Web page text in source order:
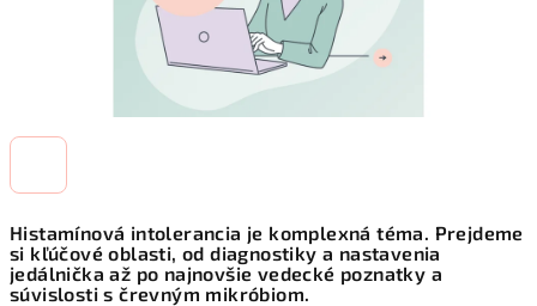
Histamínová intolerancia je komplexná téma. Prejdeme
si kľúčové oblasti, od diagnostiky a nastavenia
jedálnička až po najnovšie vedecké poznatky a
súvislosti s črevným mikróbiom.